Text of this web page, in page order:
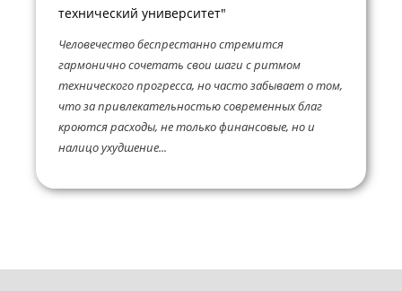
технический университет"
Человечество беспрестанно стремится
гармонично сочетать свои шаги с ритмом
технического прогресса, но часто забывает о том,
что за привлекательностью современных благ
кроются расходы, не только финансовые, но и
налицо ухудшение...